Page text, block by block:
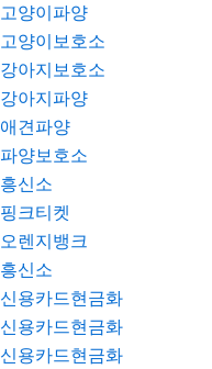
고양이파양
고양이보호소
강아지보호소
강아지파양
애견파양
파양보호소
흥신소
핑크티켓
오렌지뱅크
흥신소
신용카드현금화
신용카드현금화
신용카드현금화